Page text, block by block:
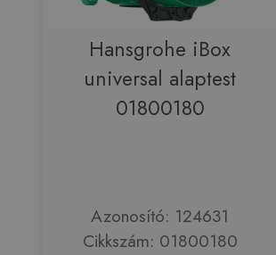
Hansgrohe iBox
universal alaptest
01800180
Azonosító: 124631
Cikkszám: 01800180